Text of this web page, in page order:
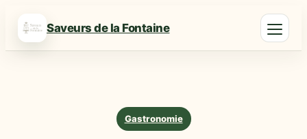
Saveurs de la Fontaine
Gastronomie